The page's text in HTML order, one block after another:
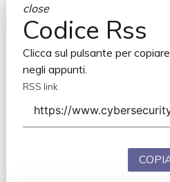
close
Codice Rss
Clicca sul pulsante per
negli appunti.
RSS link